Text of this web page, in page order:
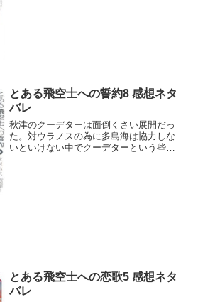
とある飛空士への誓約8 感想ネタ
バレ
秋津のクーデターは面倒くさい展開だっ
た。対ウラノスの為に多島海は協力しな
いといけない中でクーデターという些事
とある飛空士への恋歌5 感想ネタ
バレ